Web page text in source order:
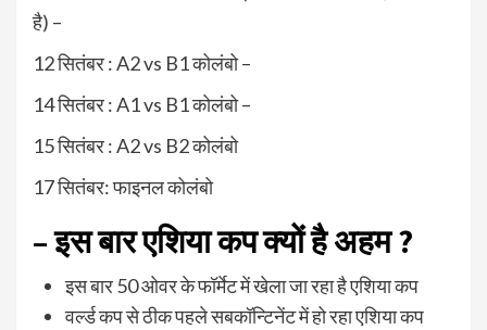
है) –
12 सितंबर : A2 vs B1 कोलंबो –
14 सितंबर : A1 vs B1 कोलंबो –
15 सितंबर : A2 vs B2 कोलंबो
17 सितंबर: फाइनल कोलंबो
– इस बार एशिया कप क्यों है अहम ?
इस बार 50 ओवर के फॉर्मेट में खेला जा रहा है एशिया कप
वर्ल्ड कप से ठीक पहले सबकॉन्टिनेंट में हो रहा एशिया कप